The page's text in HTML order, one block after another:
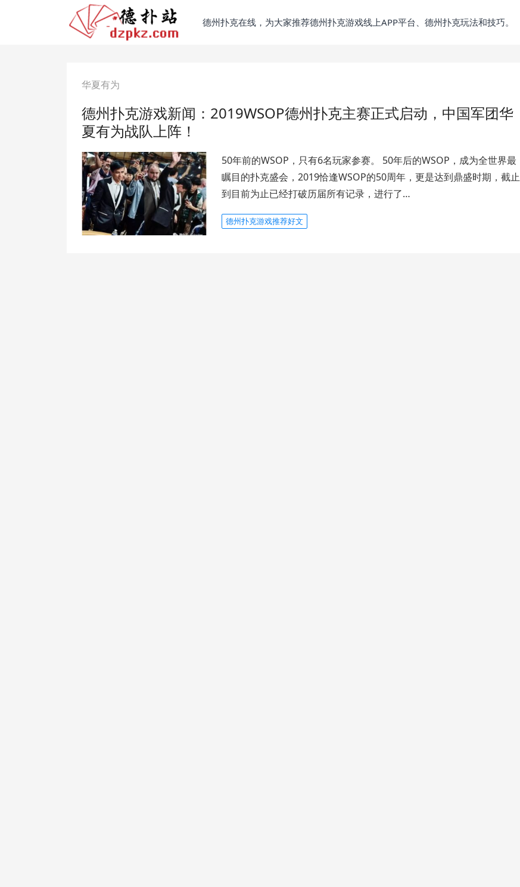
德州扑克在线，为大家推荐德州扑克游戏线上APP平台、德州扑克玩法和技巧。
华夏有为
德州扑克游戏新闻：2019WSOP德州扑克主赛正式启动，中国军团华
夏有为战队上阵！
50年前的WSOP，只有6名玩家参赛。 50年后的WSOP，成为全世界最
瞩目的扑克盛会，2019恰逢WSOP的50周年，更是达到鼎盛时期，截止
到目前为止已经打破历届所有记录，进行了…
德州扑克游戏推荐好文